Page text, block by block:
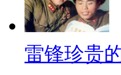
雷锋珍贵